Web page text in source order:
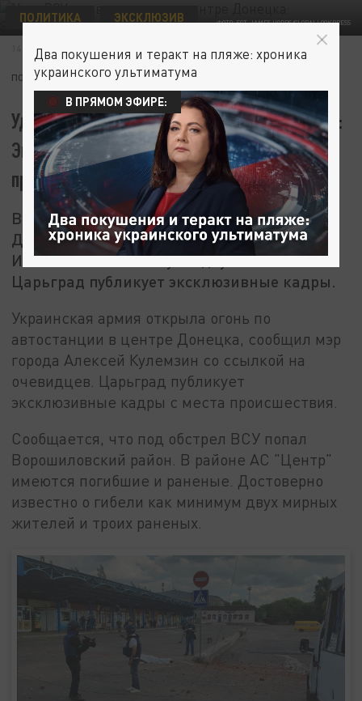
ФОТО: SGT. JAMES HOBBS/GLOBALLOOKPRESS
ПОЛИТИКА ЭКСКЛЮЗИВ
14 ИЮЛЯ 17:25
ПОДПИШИТЕСЬ:
Удар ВСУ по автостанции в центре Донецка:
Эксклюзивные кадры с места
происшествия
ВСУ обстреляли автостанцию в центре
Донецка, есть погибшие и раненые.
Известно как минимум о двух погибших.
Царьград публикует эксклюзивные кадры.
Украинская армия открыла огонь по
автостанции в центре Донецка, сообщил мэр
города Алексей Кулемзин со ссылкой на
очевидцев. Царьград публикует
эксклюзивные кадры с места происшествия.
Сообщается, что под обстрел ВСУ попал
Ворошиловский район. В районе АС "Центр"
имеются погибшие и раненые. Достоверно
известно о гибели как минимум двух мирных
жителей и троих раненых.
Два покушения и теракт на пляже: хроника
украинского ультиматума
В ПРЯМОМ ЭФИРЕ: